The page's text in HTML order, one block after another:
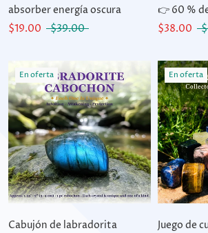
absorber energía oscura
$19.00
$39.00
👉 60 %
$38.00
En oferta
Cabujón de labradorita
En oferta
Juego de